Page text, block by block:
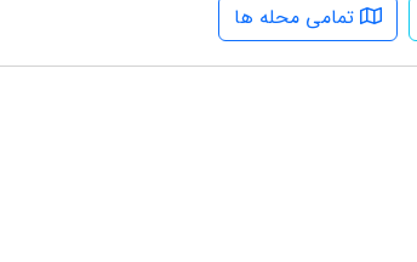
تمامی محله ها